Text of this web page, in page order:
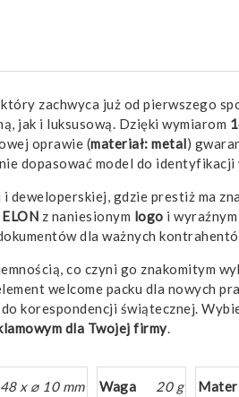
, który zachwyca już od pierwszego
jak i luksusową. Dzięki wymiarom
oprawie (materiał: metal)
dopasować model do identyfikacji
deweloperskiej, gdzie prestiż ma
z naniesionym logo i wyraźnym
dla ważnych
co czyni go znakomitym
welcome packu dla nowych
korespondencji świątecznej.
dla Twojej firmy.
x ⌀ 10 mm Waga 20 g